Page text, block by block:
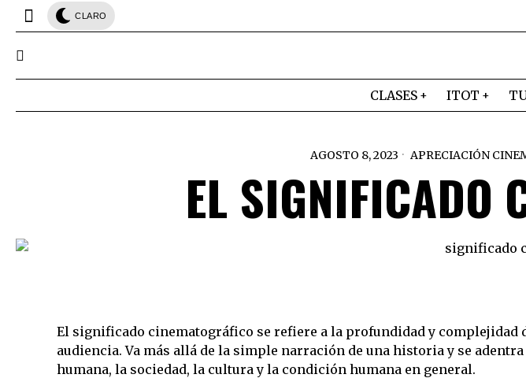
CLARO
CLASES ITOT
AGOSTO 8, 2023 APRECIACIÓN
EL SIGNIFICADO
El significado cinematográfico se refiere a la profundidad y complejidad
audiencia. Va más allá de la simple narración de una historia y se
humana, la sociedad, la cultura y la condición humana en general.